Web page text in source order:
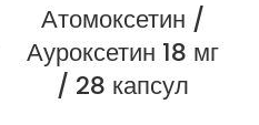
Атомоксетин /
Ауроксетин 18 мг
/ 28 капсул